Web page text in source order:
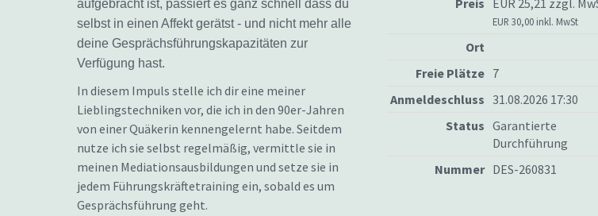
aufgebracht ist, passiert es ganz schnell dass du
selbst in einen Affekt gerätst - und nicht mehr alle
deine Gesprächsführungskapazitäten zur
Verfügung hast.
In diesem Impuls stelle ich dir eine meiner
Lieblingstechniken vor, die ich in den 90er-Jahren
von einer Quäkerin kennengelernt habe. Seitdem
nutze ich sie selbst regelmäßig, vermittle sie in
meinen Mediationsausbildungen und setze sie in
jedem Führungskräftetraining ein, sobald es um
Gesprächsführung geht.
Preis EUR 25,21 zzgl.
EUR 30,00 inkl. MwSt
Ort
Freie Plätze 7
Anmeldeschluss 31.08.2026 17:30
Status Garantierte
Durchführung
Nummer DES-260831